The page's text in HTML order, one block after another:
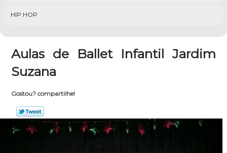
HIP HOP
Aulas de Ballet Infantil Jardim
Suzana
Gostou? compartilhe!